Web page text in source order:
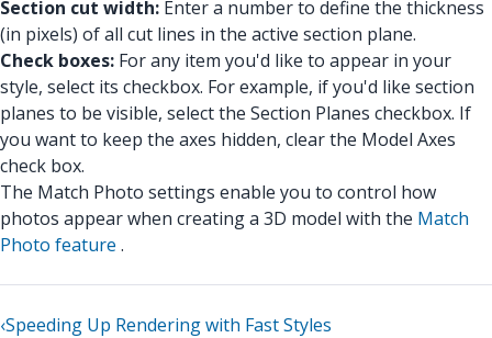
Section cut width: Enter a number to define the thickness
(in pixels) of all cut lines in the active section plane.
Check boxes: For any item you'd like to appear in your
style, select its checkbox. For example, if you'd like section
planes to be visible, select the Section Planes checkbox. If
you want to keep the axes hidden, clear the Model Axes
check box.
The Match Photo settings enable you to control how
photos appear when creating a 3D model with the Match
Photo feature .
‹Speeding Up Rendering with Fast Styles